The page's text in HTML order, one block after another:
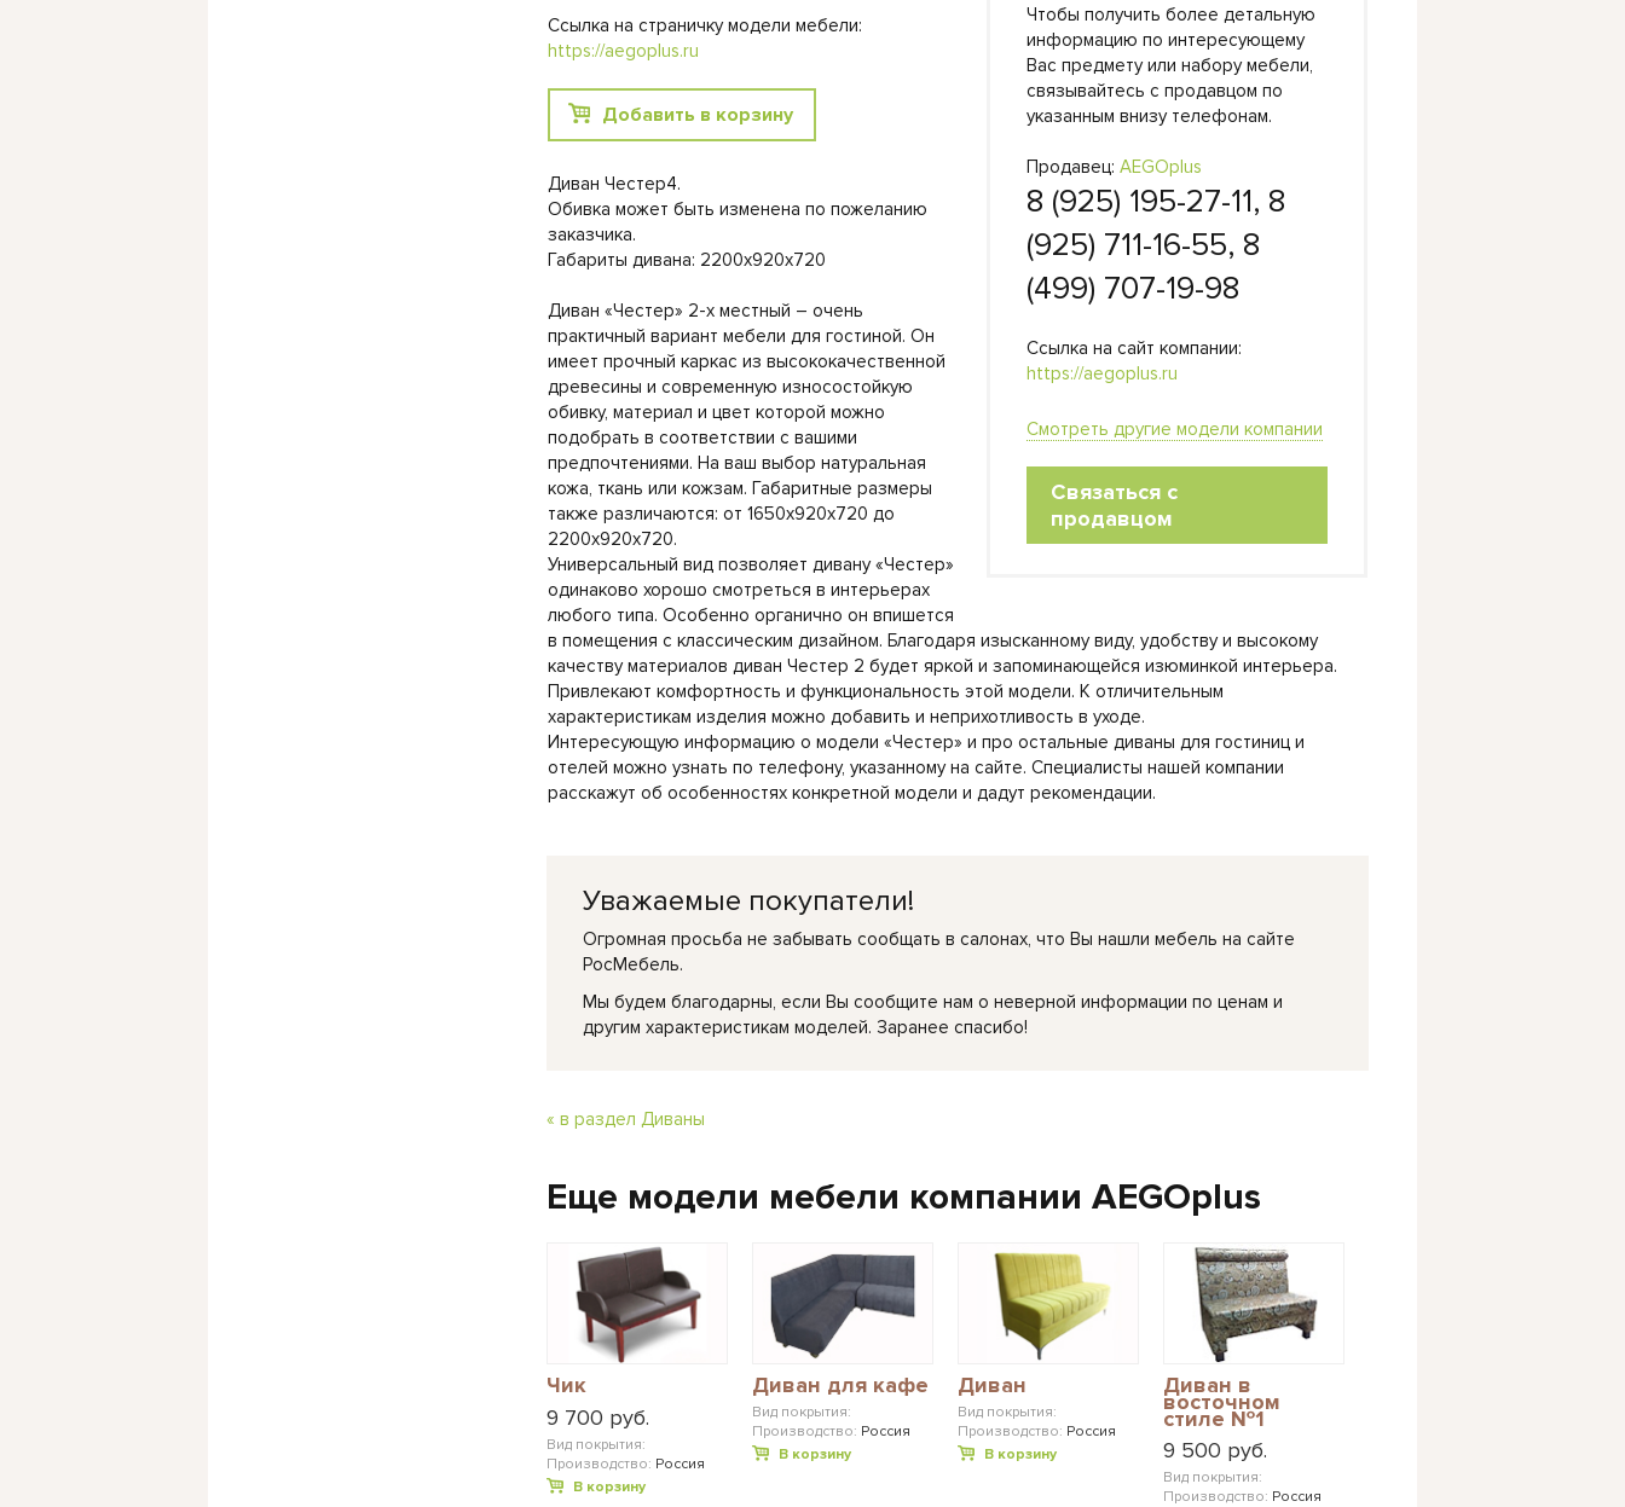
Чтобы получить более детальную
информацию по интересующему
Вас предмету или набору мебели,
связывайтесь с продавцом по
указанным внизу телефонам.
Продавец: AEGOplus
8 (925) 195-27-11, 8
(925) 711-16-55, 8
(499) 707-19-98
Ссылка на сайт компании:
https://aegoplus.ru
Смотреть другие модели компании
Связаться с
продавцом
Ссылка на страничку модели мебели:
https://aegoplus.ru
Добавить в корзину
Диван Честер4.
Обивка может быть изменена по пожеланию
заказчика.
Габариты дивана: 2200х920х720
Диван «Честер» 2-х местный – очень
практичный вариант мебели для гостиной. Он
имеет прочный каркас из высококачественной
древесины и современную износостойкую
обивку, материал и цвет которой можно
подобрать в соответствии с вашими
предпочтениями. На ваш выбор натуральная
кожа, ткань или кожзам. Габаритные размеры
также различаются: от 1650х920х720 до
2200х920х720.
Универсальный вид позволяет дивану «Честер»
одинаково хорошо смотреться в интерьерах
любого типа. Особенно органично он впишется
в помещения с классическим дизайном. Благодаря изысканному виду, удобству и высокому
качеству материалов диван Честер 2 будет яркой и запоминающейся изюминкой интерьера.
Привлекают комфортность и функциональность этой модели. К отличительным
характеристикам изделия можно добавить и неприхотливость в уходе.
Интересующую информацию о модели «Честер» и про остальные диваны для гостиниц и
отелей можно узнать по телефону, указанному на сайте. Специалисты нашей компании
расскажут об особенностях конкретной модели и дадут рекомендации.
Уважаемые покупатели!
Огромная просьба не забывать сообщать в салонах, что Вы нашли мебель на сайте
РосМебель.
Мы будем благодарны, если Вы сообщите нам о неверной информации по ценам и
другим характеристикам моделей. Заранее спасибо!
« в раздел Диваны
Еще модели мебели компании AEGOplus
Чик
9 700 руб.
Вид покрытия:
Производство: Россия
В корзину
Диван для кафе
Вид покрытия:
Производство: Россия
В корзину
Диван
Вид покрытия:
Производство: Россия
В корзину
Диван в
восточном
стиле №1
9 500 руб.
Вид покрытия:
Производство: Россия